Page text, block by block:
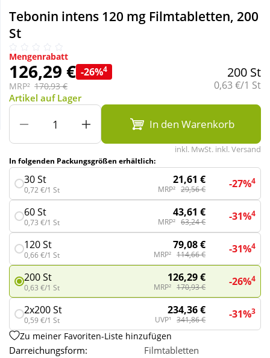
Sanitätshaus
Sport & Fitness
Tierbedarf
Wellness
Tebonin intens 120 mg Filmtabletten, 200
St
Mengenrabatt
126,29 € -26%4
MRP² 170,93 €
200 St
Grundpreis:
0,63 €/1 St
Artikel auf Lager
In den Warenkorb
inkl. MwSt. inkl. Versand
In folgenden Packungsgrößen erhältlich:
30 St
0,72 €/1 St
21,61 €
MRP² 29,56 € -27%4
60 St
0,73 €/1 St
43,61 €
MRP² 63,24 € -31%4
120 St
0,66 €/1 St
79,08 €
MRP² 114,66 € -31%4
200 St
0,63 €/1 St
126,29 €
MRP² 170,93 € -26%4
2x200 St
0,59 €/1 St
234,36 €
UVP¹ 341,86 € -31%3
Zu meiner Favoriten-Liste hinzufügen
Darreichungsform:
Filmtabletten